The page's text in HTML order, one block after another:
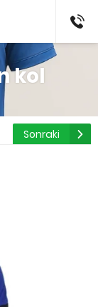
802 52
kol
Sonraki